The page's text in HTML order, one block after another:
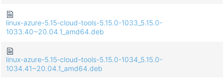
linux-azure-5.15-cloud-tools-5.15.0-1033_5.15.0-
1033.40~20.04.1_amd64.deb
linux-azure-5.15-cloud-tools-5.15.0-1034_5.15.0-
1034.41~20.04.1_amd64.deb